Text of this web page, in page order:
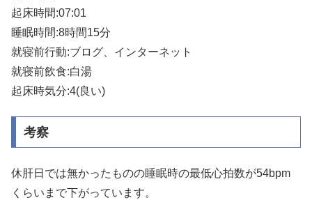
起床時間:07:01
睡眠時間:8時間15分
就寝前行動:ブログ、インターネット
就寝前飲食:白湯
起床時気分:4(良い)
考察
休肝日では無かったものの睡眠時の最低心拍数が54bpm
くらいまで下がっています。